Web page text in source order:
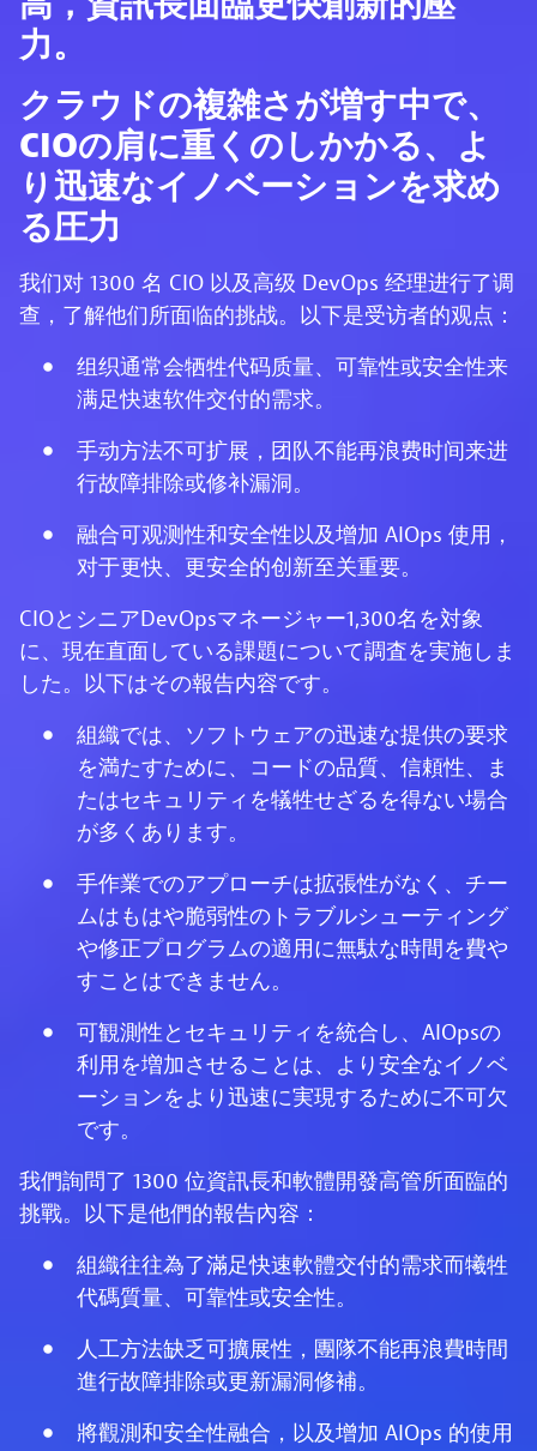
力。
クラウドの複雑さが増す中で、
CIOの肩に重くのしかかる、よ
り迅速なイノベーションを求め
る圧力
我们对 1300 名 CIO 以及高级 DevOps 经理进行了调
查，了解他们所面临的挑战。以下是受访者的观点：
组织通常会牺牲代码质量、可靠性或安全性来
满足快速软件交付的需求。
手动方法不可扩展，团队不能再浪费时间来进
行故障排除或修补漏洞。
融合可观测性和安全性以及增加 AIOps 使用，
对于更快、更安全的创新至关重要。
CIOとシニアDevOpsマネージャー1,300名を対象
に、現在直面している課題について調査を実施しま
した。以下はその報告内容です。
組織では、ソフトウェアの迅速な提供の要求
を満たすために、コードの品質、信頼性、ま
たはセキュリティを犠牲せざるを得ない場合
が多くあります。
手作業でのアプローチは拡張性がなく、チー
ムはもはや脆弱性のトラブルシューティング
や修正プログラムの適用に無駄な時間を費や
すことはできません。
可観測性とセキュリティを統合し、AIOpsの
利用を増加させることは、より安全なイノベ
ーションをより迅速に実現するために不可欠
です。
我們詢問了 1300 位資訊長和軟體開發高管所面臨的
挑戰。以下是他們的報告內容：
組織往往為了滿足快速軟體交付的需求而犧牲
代碼質量、可靠性或安全性。
人工方法缺乏可擴展性，團隊不能再浪費時間
進行故障排除或更新漏洞修補。
將觀測和安全性融合，以及增加 AIOps 的使用